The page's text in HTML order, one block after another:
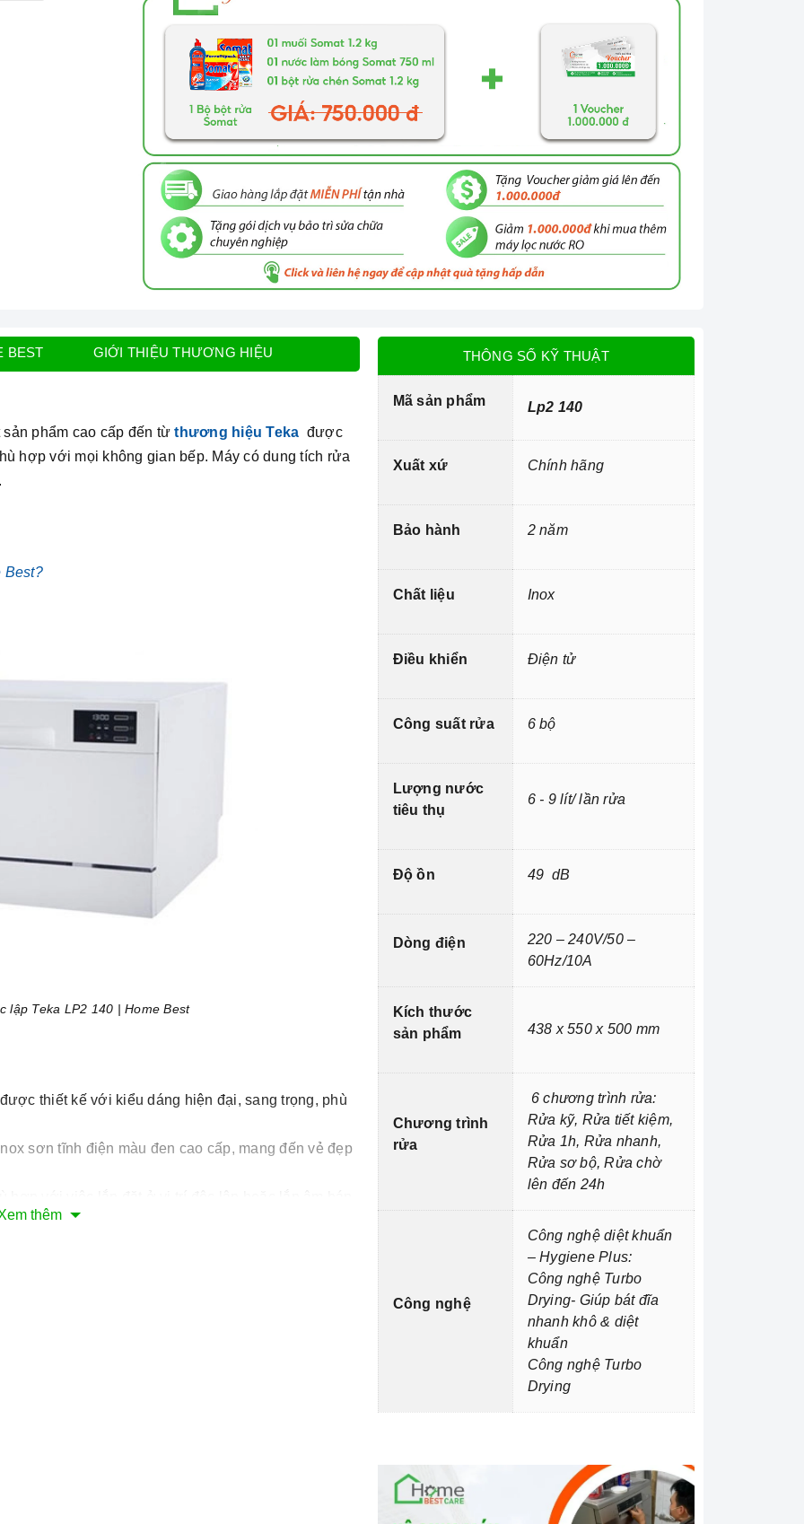
BEST GIỚI THIỆU THƯƠNG HIỆU
sản phẩm cao cấp đến từthương hiệu Teka được
hợp với mọi không gian bếp. Máy có dung tích rửa
Best?
lập Teka LP2 140 | Home Best
được thiết kế với kiểu dáng hiện đại, sang trọng, phù
sơn tĩnh điện màu đen cao cấp, mang đến vẻ đẹp
dạng cảm ứng, màn hình LED sang trọng, dễ dàng
thêm
THÔNG SỐ KỸ THUẬT
Mã sản phẩm Lp2 140
Xuất xứ Chính hãng
Bảo hành 2 năm
Chất liệu Inox
Điều khiển Điện tử
Công suất rửa 6 bộ
Lượng nước
tiêu thụ
6 - 9 lít/ lần rửa
Độ ồn 49 dB
Dòng điện
220 – 240V/50 –
60Hz/10A
Kích thước
sản phẩm
438 x 550 x 500 mm
Chương trình
rửa
6 chương trình rửa:
Rửa kỹ, Rửa tiết kiệm,
Rửa 1h, Rửa nhanh,
Rửa sơ bộ, Rửa chờ
lên đến 24h
Công nghệ
Công nghệ diệt khuẩn
– Hygiene Plus:
Công nghệ Turbo
Drying- Giúp bát đĩa
nhanh khô & diệt
khuẩn
Công nghệ Turbo
Drying